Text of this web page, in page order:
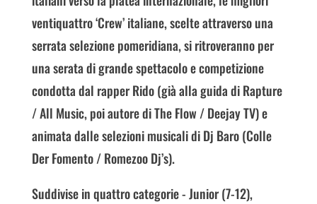
ventiquattro ‘Crew’ italiane, scelte attraverso una
serrata selezione pomeridiana, si ritroveranno per
una serata di grande spettacolo e competizione
condotta dal rapper Rido (già alla guida di Rapture
/ All Music, poi autore di The Flow / Deejay TV) e
animata dalle selezioni musicali di Dj Baro (Colle
Der Fomento / Romezoo Dj’s).
Suddivise in quattro categorie - Junior (7-12),